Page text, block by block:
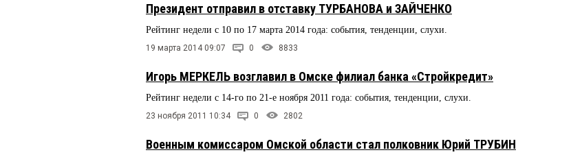
Президент отправил в отставку ТУРБАНОВА и ЗАЙЧЕНКО
Рейтинг недели с 10 по 17 марта 2014 года: события, тенденции, слухи.
19 марта 2014 09:07 0 8833
Игорь МЕРКЕЛЬ возглавил в Омске филиал банка «Стройкредит»
Рейтинг недели с 14-го по 21-е ноября 2011 года: события, тенденции, слухи.
23 ноября 2011 10:34 0 2802
Военным комиссаром Омской области стал полковник Юрий ТРУБИН